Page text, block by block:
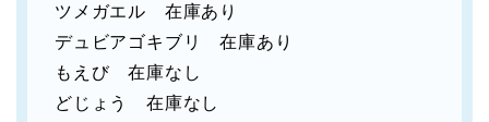
ツメガエル 在庫あり
デュビアゴキブリ 在庫あり
もえび 在庫なし
どじょう 在庫なし